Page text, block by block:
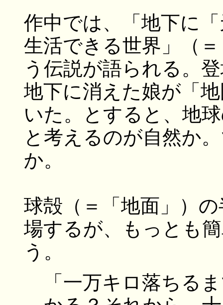
作中では、「地下に
生活できる世界」（
う伝説が語られる。
地下に消えた娘が「
いた。とすると、地
と考えるのが自然か
か。
球殻（＝「地面」）
場するが、もっとも
う。
「一万キロ落ちる